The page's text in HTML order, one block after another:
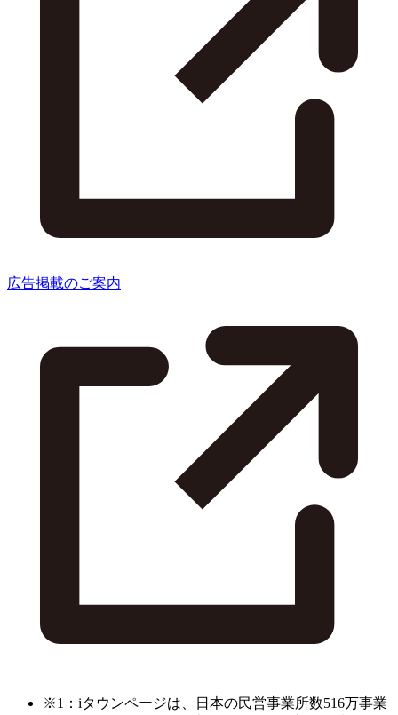
広告掲載のご案内
※1：iタウンページは、日本の民営事業所数516万事業